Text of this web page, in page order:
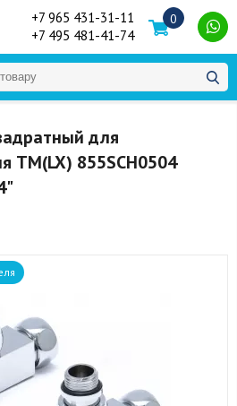
+7 965 431-31-11
+7 495 481-41-74
0
для
ТМ(LX) 855SCH0504